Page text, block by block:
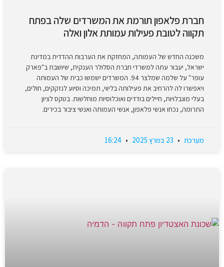
חברת פלאפון תורמת את המשרדים שלה בפתח
תקווה לטובת פעילות עמותת אלון ואלה
משכנה החדש של העמותה, המחזקת את הערבות ההדדית במדינת
ישראל, יעבור עתה למשרדי חברת הסלולר הענקית, שיושבת ב"פארק
עופר" על שלמה שמלצר 94. המשרדים ישמשו כבית של העמותה
ויאפשרו לה להרחיב את פעילותה בליווי, תמיכה וסיוע לנזקקים, חולים,
בעלי מוגבלויות, חיילים בודדים ואוכלוסיות מוחלשות. בטקס לציון
התרומה, נכחו אנשי פלאפון, אנשי העמותה ואנשי ציבור בכירים.
מערכת